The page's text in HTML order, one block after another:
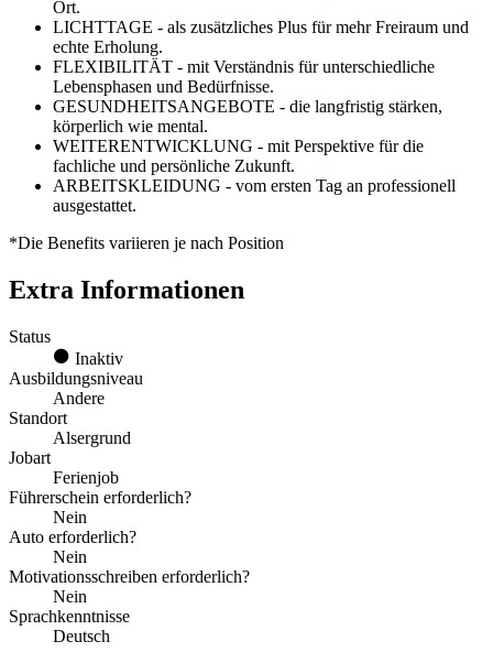
Ort.
LICHTTAGE - als zusätzliches Plus für mehr Freiraum und
echte Erholung.
FLEXIBILITÄT - mit Verständnis für unterschiedliche
Lebensphasen und Bedürfnisse.
GESUNDHEITSANGEBOTE - die langfristig stärken,
körperlich wie mental.
WEITERENTWICKLUNG - mit Perspektive für die
fachliche und persönliche Zukunft.
ARBEITSKLEIDUNG - vom ersten Tag an professionell
ausgestattet.
*Die Benefits variieren je nach Position
Extra Informationen
Status
Inaktiv
Ausbildungsniveau
Andere
Standort
Alsergrund
Jobart
Ferienjob
Führerschein erforderlich?
Nein
Auto erforderlich?
Nein
Motivationsschreiben erforderlich?
Nein
Sprachkenntnisse
Deutsch